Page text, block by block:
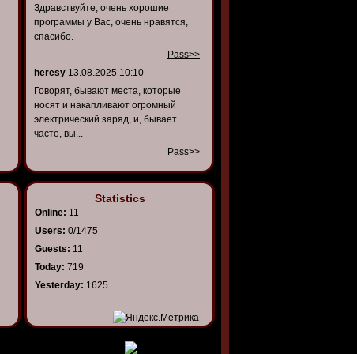
Здравствуйте, очень хорошие
программы у Вас, очень нравятся,
спасибо.
Pass>>
heresy 13.08.2025 10:10
Говорят, бывают места, которые
носят и накапливают огромный
электрический заряд, и, бывает
часто, вы...
Pass>>
Statistics
Online: 11
Users: 0/1475
Guests: 11
Today: 719
Yesterday: 1625